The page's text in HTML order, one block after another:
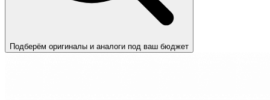
Подберём оригиналы и аналоги под ваш бюджет